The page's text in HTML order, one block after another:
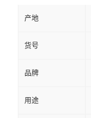
产地
货号
品牌
用途